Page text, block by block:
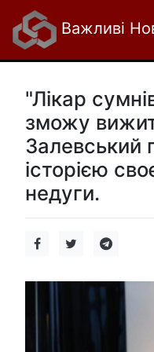
Важливі
"Лікар
зможу
Залевський
історією
недуги.